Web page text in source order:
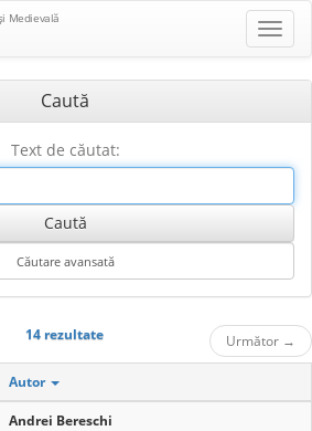
Medievală
Caută
Text de căutat:
14 rezultate Următor →
Autor
Andrei Bereschi